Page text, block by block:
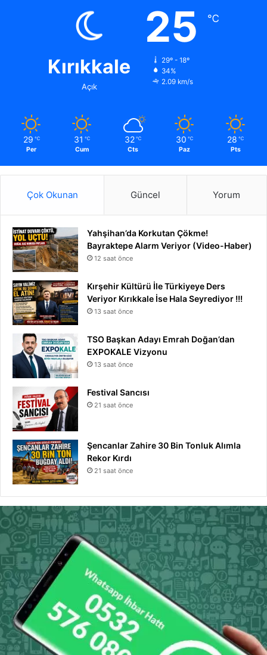
Kırıkkale
Açık
25 ℃
29º - 18º
34%
2.09 km/s
29 ℃
Per
31 ℃
Cum
32 ℃
Cts
30 ℃
Paz
28 ℃
Pts
Çok Okunan Güncel Yorum
Yahşihan’da Korkutan Çökme!
Bayraktepe Alarm Veriyor (Video-Haber)
12 saat önce
Kırşehir Kültürü İle Türkiyeye Ders
Veriyor Kırıkkale İse Hala Seyrediyor !!!
13 saat önce
TSO Başkan Adayı Emrah Doğan’dan
EXPOKALE Vizyonu
13 saat önce
Festival Sancısı
21 saat önce
Şencanlar Zahire 30 Bin Tonluk Alımla
Rekor Kırdı
21 saat önce